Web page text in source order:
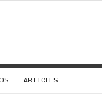
ARTICLES